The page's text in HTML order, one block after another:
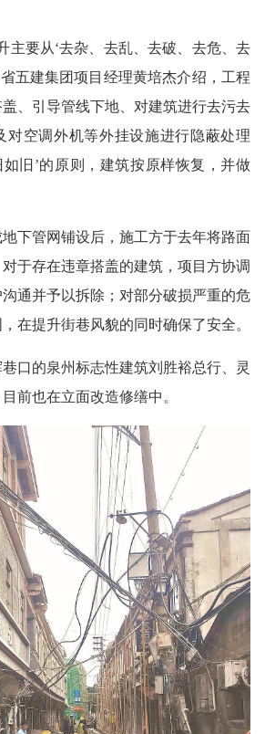
要从‘去杂、去乱、去破、去危、去
五建集团项目经理黄培杰介绍，工程
、引导管线下地、对建筑进行去污去
对空调外机等外挂设施进行隐蔽处理
如旧’的原则，建筑按原样恢复，并做
管网铺设后，施工方于去年将路面
于存在违章搭盖的建筑，项目方协调
通并予以拆除；对部分破损严重的危
在提升街巷风貌的同时确保了安全。
的泉州标志性建筑刘胜裕总行、灵
前也在立面改造修缮中。